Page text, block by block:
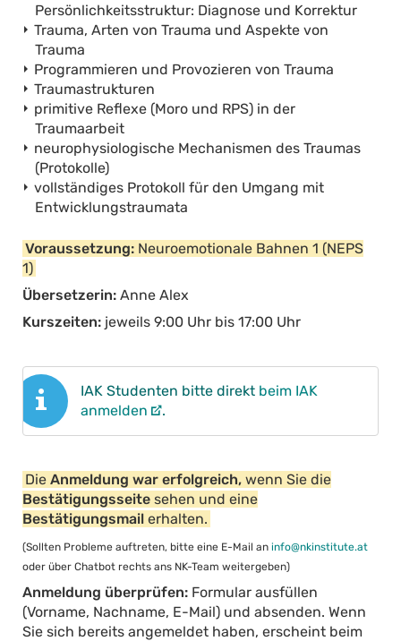
Persönlichkeitsstruktur: Diagnose und Korrektur
Trauma, Arten von Trauma und Aspekte von
Trauma
Programmieren und Provozieren von Trauma
Traumastrukturen
primitive Reflexe (Moro und RPS) in der
Traumaarbeit
neurophysiologische Mechanismen des Traumas
(Protokolle)
vollständiges Protokoll für den Umgang mit
Entwicklungstraumata
Voraussetzung: Neuroemotionale Bahnen 1 (NEPS
1)
Übersetzerin:Anne Alex
Kurszeiten:jeweils 9:00 Uhr bis 17:00 Uhr
IAK Studenten bitte direkt beim IAK
anmelden
.
Die Anmeldung war erfolgreich, wenn Sie die
Bestätigungsseite sehen und eine
Bestätigungsmail erhalten.
(Sollten Probleme auftreten, bitte eine E-Mail an info@nkinstitute.at
oder über Chatbot rechts ans NK-Team weitergeben)
Anmeldung überprüfen:Formular ausfüllen
(Vorname, Nachname, E-Mail) und absenden. Wenn
Sie sich bereits angemeldet haben, erscheint beim